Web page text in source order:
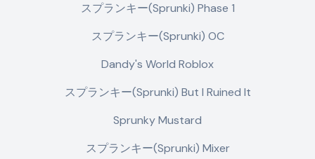
スプランキー(Sprunki) Phase 1
スプランキー(Sprunki) OC
Dandy's World Roblox
スプランキー(Sprunki) But I Ruined It
Sprunky Mustard
スプランキー(Sprunki) Mixer